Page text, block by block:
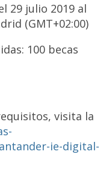
29 julio 2019 al
(GMT+02:00)
100 becas
visita la
ie-digital-